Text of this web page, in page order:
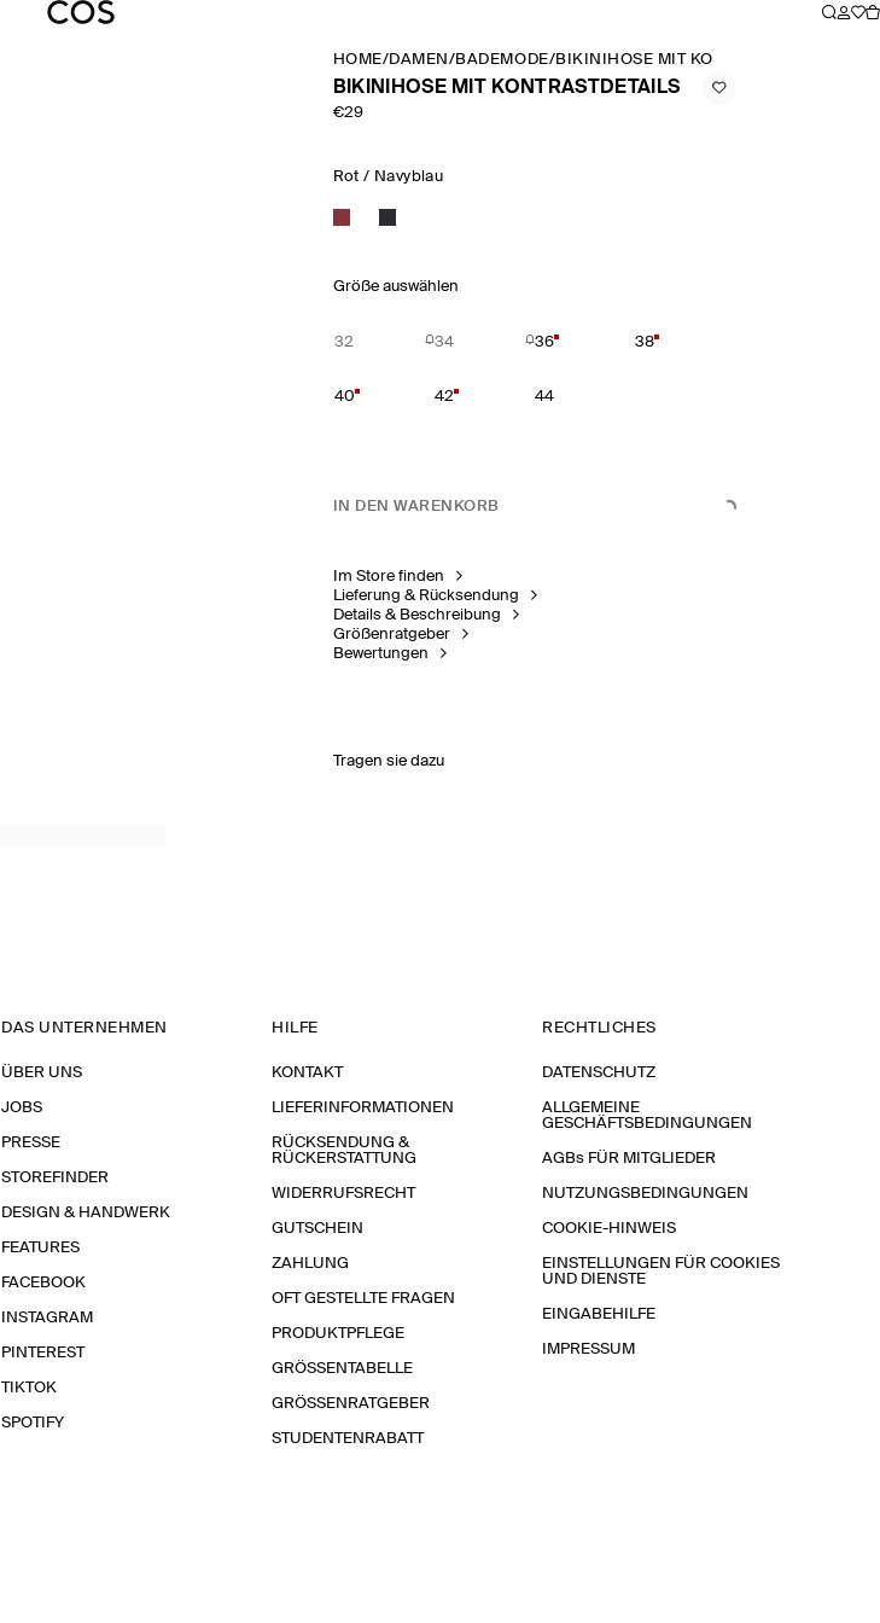
HOME/DAMEN /BADEMODE/BIKINIHOSE MIT KONTRASTDETAILS
BIKINIHOSE MIT KONTRASTDETAILS
€29
Rot / Navyblau
Größe auswählen
32 34 36 38
40 42 44
IN DEN WARENKORB
Im Store finden
Lieferung & Rücksendung
Details & Beschreibung
Größenratgeber
Bewertungen
Tragen sie dazu
DAS UNTERNEHMEN
ÜBER UNS
JOBS
PRESSE
STOREFINDER
DESIGN & HANDWERK
FEATURES
FACEBOOK
INSTAGRAM
PINTEREST
TIKTOK
SPOTIFY
HILFE
KONTAKT
LIEFERINFORMATIONEN
RÜCKSENDUNG &
RÜCKERSTATTUNG
WIDERRUFSRECHT
GUTSCHEIN
ZAHLUNG
OFT GESTELLTE FRAGEN
PRODUKTPFLEGE
GRÖSSENTABELLE
GRÖSSENRATGEBER
STUDENTENRABATT
RECHTLICHES
DATENSCHUTZ
ALLGEMEINE
GESCHÄFTSBEDINGUNGEN
AGBs FÜR MITGLIEDER
NUTZUNGSBEDINGUNGEN
COOKIE-HINWEIS
EINSTELLUNGEN FÜR COOKIES
UND DIENSTE
EINGABEHILFE
IMPRESSUM